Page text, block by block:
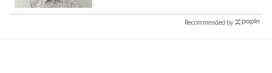
Recommended by